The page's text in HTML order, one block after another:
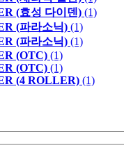
(효성 다이덴) (1)
(파라소닉) (1)
(파라소닉) (1)
(OTC) (1)
(OTC) (1)
(4 ROLLER) (1)